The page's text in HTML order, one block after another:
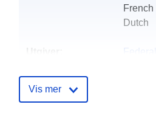
French
Dutch
Utgiver:
Vis mer